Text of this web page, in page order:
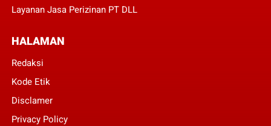
Layanan Jasa Perizinan PT DLL
HALAMAN
Redaksi
Kode Etik
Disclamer
Privacy Policy